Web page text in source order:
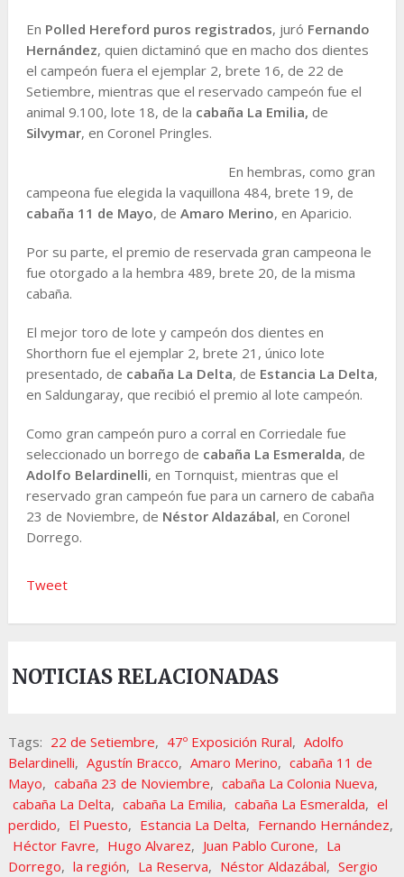
En Polled Hereford puros registrados, juró Fernando
Hernández, quien dictaminó que en macho dos dientes
el campeón fuera el ejemplar 2, brete 16, de 22 de
Setiembre, mientras que el reservado campeón fue el
animal 9.100, lote 18, de la cabaña La Emilia, de
Silvymar, en Coronel Pringles.
En hembras, como gran
campeona fue elegida la vaquillona 484, brete 19, de
cabaña 11 de Mayo, de Amaro Merino, en Aparicio.
Por su parte, el premio de reservada gran campeona le
fue otorgado a la hembra 489, brete 20, de la misma
cabaña.
El mejor toro de lote y campeón dos dientes en
Shorthorn fue el ejemplar 2, brete 21, único lote
presentado, de cabaña La Delta, de Estancia La Delta,
en Saldungaray, que recibió el premio al lote campeón.
Como gran campeón puro a corral en Corriedale fue
seleccionado un borrego de cabaña La Esmeralda, de
Adolfo Belardinelli, en Tornquist, mientras que el
reservado gran campeón fue para un carnero de cabaña
23 de Noviembre, de Néstor Aldazábal, en Coronel
Dorrego.
Tweet
NOTICIAS RELACIONADAS
Tags: 22 de Setiembre, 47º Exposición Rural, Adolfo
Belardinelli, Agustín Bracco, Amaro Merino, cabaña 11 de
Mayo, cabaña 23 de Noviembre, cabaña La Colonia Nueva,
cabaña La Delta, cabaña La Emilia, cabaña La Esmeralda, el
perdido, El Puesto, Estancia La Delta, Fernando Hernández,
Héctor Favre, Hugo Alvarez, Juan Pablo Curone, La
Dorrego, la región, La Reserva, Néstor Aldazábal, Sergio